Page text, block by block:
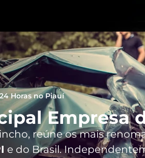
Horas no Piauí
Empresa
, reúne os mais
e do Brasil.